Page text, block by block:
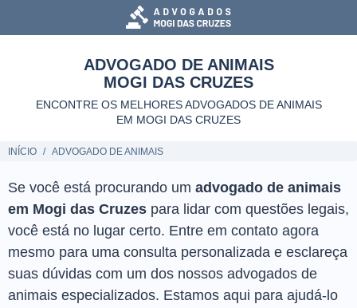
ADVOGADO DE ANIMAIS
MOGI DAS CRUZES
ENCONTRE OS MELHORES ADVOGADOS DE ANIMAIS
EM MOGI DAS CRUZES
INÍCIO ADVOGADO DE ANIMAIS
Se você está procurando um advogado de animais
em Mogi das Cruzes para lidar com questões legais,
você está no lugar certo. Entre em contato agora
mesmo para uma consulta personalizada e esclareça
suas dúvidas com um dos nossos advogados de
animais especializados. Estamos aqui para ajudá-lo